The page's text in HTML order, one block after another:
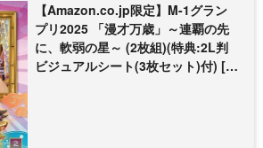
【Amazon.co.jp限定】M-1グラン
プリ2025 「漫才万歳」～連覇の先
に、軟弱の星～ (2枚組)(特典:2L判
ビジュアルシート(3枚セット)付) [D